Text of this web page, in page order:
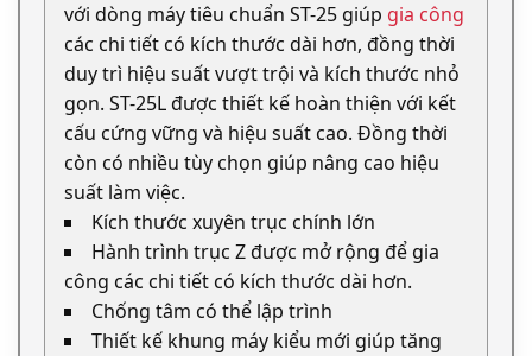
với dòng máy tiêu chuẩn ST-25 giúp gia công
các chi tiết có kích thước dài hơn, đồng thời
duy trì hiệu suất vượt trội và kích thước nhỏ
gọn. ST-25L được thiết kế hoàn thiện với kết
cấu cứng vững và hiệu suất cao. Đồng thời
còn có nhiều tùy chọn giúp nâng cao hiệu
suất làm việc.
Kích thước xuyên trục chính lớn
Hành trình trục Z được mở rộng để gia
công các chi tiết có kích thước dài hơn.
Chống tâm có thể lập trình
Thiết kế khung máy kiểu mới giúp tăng